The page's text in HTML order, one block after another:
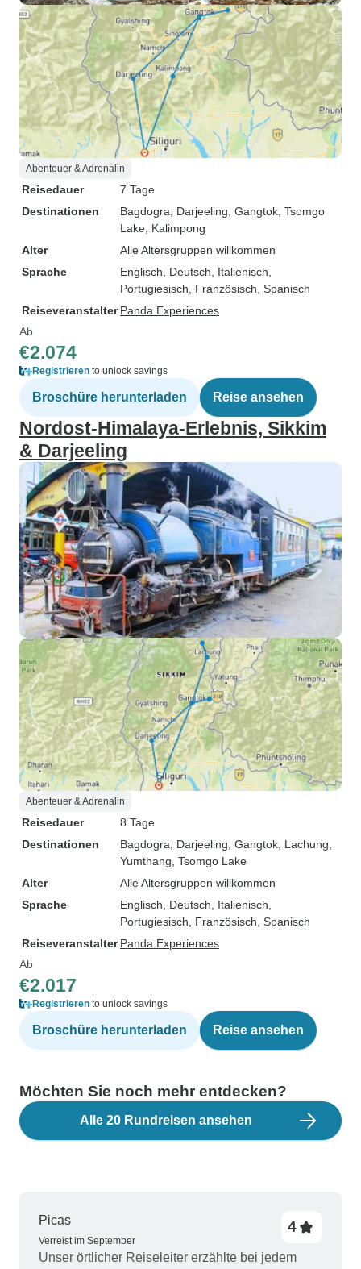
Abenteuer & Adrenalin
Reisedauer
7 Tage
Destinationen
Bagdogra , Darjeeling , Gangtok , Tsomgo
Lake , Kalimpong
Alter
Alle Altersgruppen willkommen
Sprache
Englisch, Deutsch, Italienisch,
Portugiesisch, Französisch, Spanisch
Reiseveranstalter Panda Experiences
Ab
€2.074
Registrieren to unlock savings
Broschüre herunterladen Reise ansehen
Nordost-Himalaya-Erlebnis, Sikkim
& Darjeeling
Abenteuer & Adrenalin
Reisedauer
8 Tage
Destinationen
Bagdogra , Darjeeling , Gangtok , Lachung
Yumthang , Tsomgo Lake
Alter
Alle Altersgruppen willkommen
Sprache
Englisch, Deutsch, Italienisch,
Portugiesisch, Französisch, Spanisch
Reiseveranstalter Panda Experiences
Ab
€2.017
Registrieren to unlock savings
Broschüre herunterladen Reise ansehen
Möchten Sie noch mehr entdecken?
Alle 20 Rundreisen ansehen
Picas
Verreist im September
4
Unser örtlicher Reiseleiter erzählte bei jedem